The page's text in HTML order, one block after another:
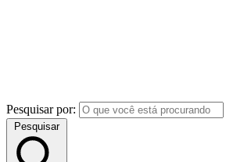
Pesquisar por:
Pesquisar